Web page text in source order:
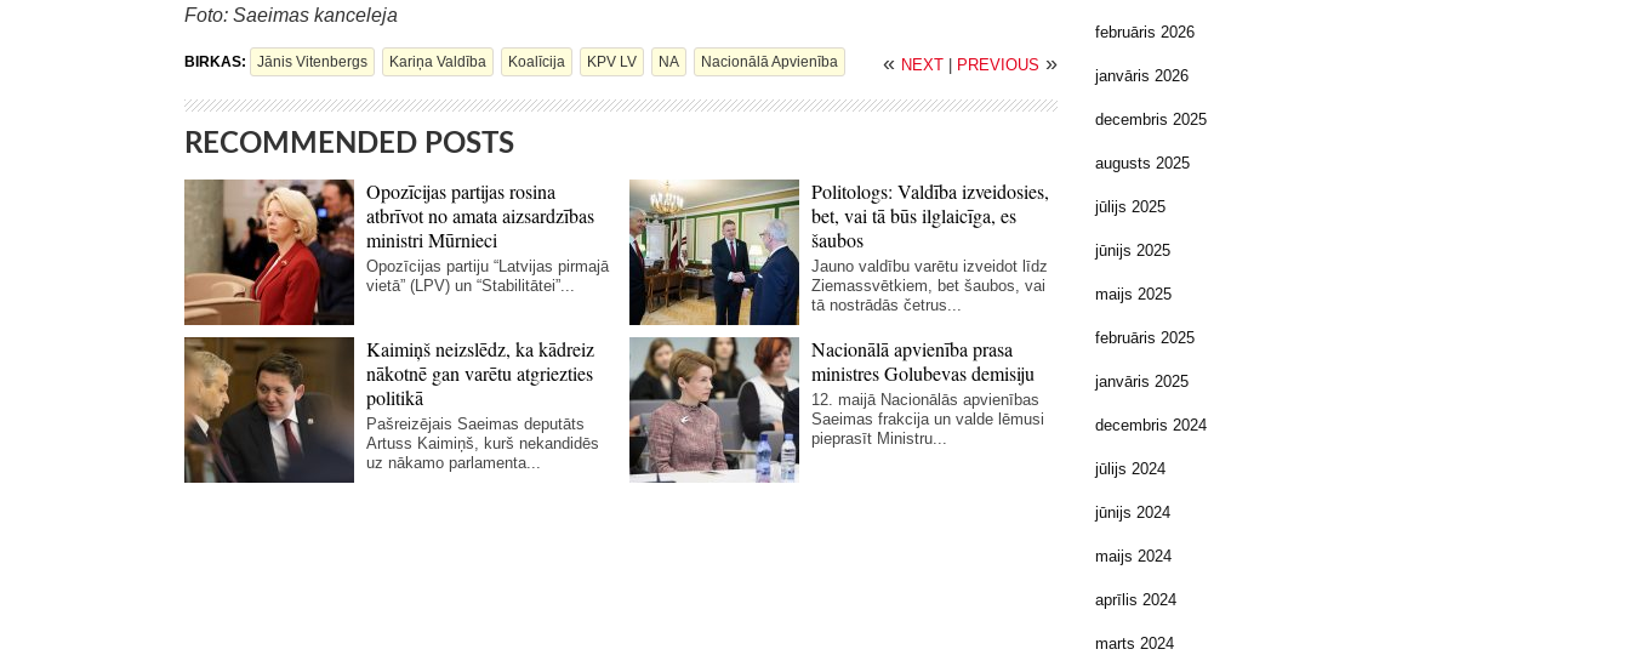
Foto: Saeimas kanceleja
BIRKAS: Jānis Vitenbergs Kariņa Valdība Koalīcija KPV LV NA Nacionālā Apvienība « NEXT PREVIOUS »
RECOMMENDED POSTS
Opozīcijas partijas rosina
atbrīvot no amata aizsardzības
ministri Mūrnieci
Opozīcijas partiju “Latvijas pirmajā
vietā” (LPV) un “Stabilitātei”...
Politologs: Valdība izveidosies,
bet, vai tā būs ilglaicīga, es
šaubos
Jauno valdību varētu izveidot līdz
Ziemassvētkiem, bet šaubos, vai
tā nostrādās četrus...
Kaimiņš neizslēdz, ka kādreiz
nākotnē gan varētu atgriezties
politikā
Pašreizējais Saeimas deputāts
Artuss Kaimiņš, kurš nekandidēs
uz nākamo parlamenta...
Nacionālā apvienība prasa
ministres Golubevas demisiju
12. maijā Nacionālās apvienības
Saeimas frakcija un valde lēmusi
pieprasīt Ministru...
februāris 2026
janvāris 2026
decembris 2025
augusts 2025
jūlijs 2025
jūnijs 2025
maijs 2025
februāris 2025
janvāris 2025
decembris 2024
jūlijs 2024
jūnijs 2024
maijs 2024
aprīlis 2024
marts 2024